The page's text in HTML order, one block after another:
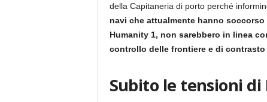
della Capitaneria di porto perché
navi che attualmente hanno
Humanity 1, non sarebbero in linea
controllo delle frontiere e di contrasto
Subito le tensioni di